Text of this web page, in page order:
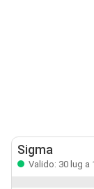
Sigma
Valido: 30 lug a